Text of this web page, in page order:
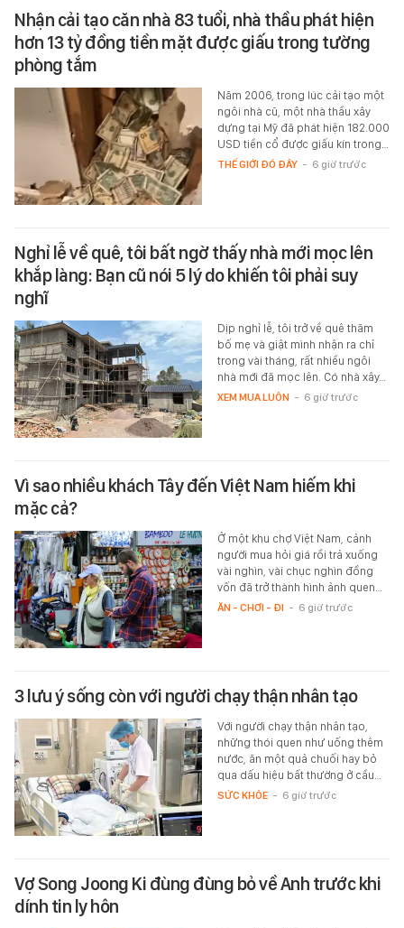
Nhận cải tạo căn nhà 83 tuổi, nhà thầu phát hiện
hơn 13 tỷ đồng tiền mặt được giấu trong tường
phòng tắm
Năm 2006, trong lúc cải tạo một
ngôi nhà cũ, một nhà thầu xây
dựng tại Mỹ đã phát hiện 182.000
USD tiền cổ được giấu kín trong…
THẾ GIỚI ĐÓ ĐÂY - 6 giờ trước
Nghỉ lễ về quê, tôi bất ngờ thấy nhà mới mọc lên
khắp làng: Bạn cũ nói 5 lý do khiến tôi phải suy
nghĩ
Dịp nghỉ lễ, tôi trở về quê thăm
bố mẹ và giật mình nhận ra chỉ
trong vài tháng, rất nhiều ngôi
nhà mới đã mọc lên. Có nhà xây…
XEM MUA LUÔN - 6 giờ trước
Vì sao nhiều khách Tây đến Việt Nam hiếm khi
mặc cả?
Ở một khu chợ Việt Nam, cảnh
người mua hỏi giá rồi trả xuống
vài nghìn, vài chục nghìn đồng
vốn đã trở thành hình ảnh quen…
ĂN - CHƠI - ĐI - 6 giờ trước
3 lưu ý sống còn với người chạy thận nhân tạo
Với người chạy thận nhân tạo,
những thói quen như uống thêm
nước, ăn một quả chuối hay bỏ
qua dấu hiệu bất thường ở cầu…
SỨC KHỎE - 6 giờ trước
Vợ Song Joong Ki đùng đùng bỏ về Anh trước khi
dính tin ly hôn